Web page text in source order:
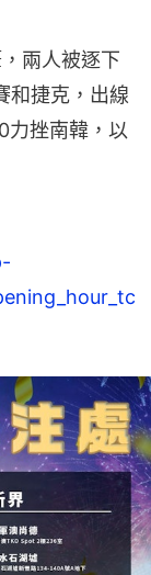
兩人被逐下
和捷克，出線
力挫南韓，以